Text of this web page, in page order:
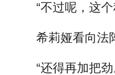
“不过呢，这
希莉娅看向法
“还得再加把劲